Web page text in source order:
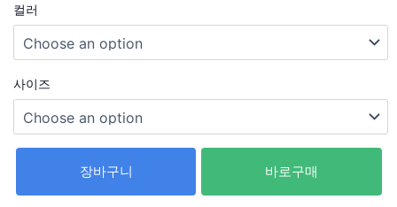
컬러
사이즈
장바구니 바로구매